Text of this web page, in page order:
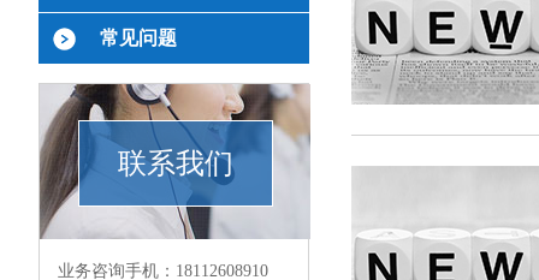
常见问题
联系我们
业务咨询手机：18112608910